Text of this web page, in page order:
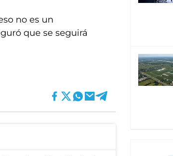
no es un
que se seguirá